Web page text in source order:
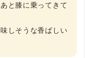
と膝に乗ってきて
しそうな香ばしい